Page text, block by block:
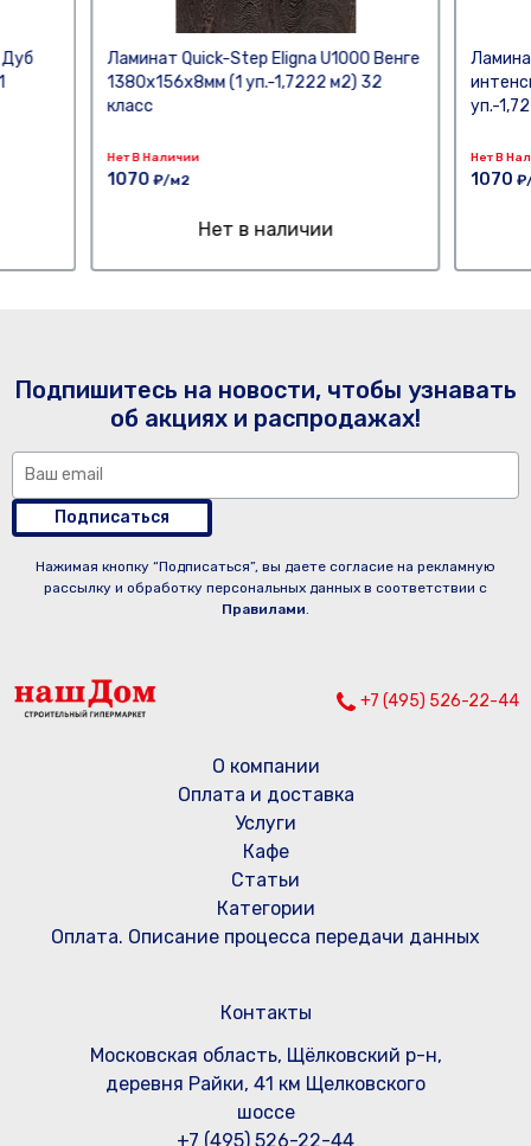
Дуб
Ламинат Quick-Step Eligna U1000 Венге
1380х156х8мм (1 уп.-1,7222 м2) 32
класс
Нет В Наличии
1070 ₽/м2
Нет в наличии
уп.-
Нет В
1070
Подпишитесь на новости, чтобы узнавать
об акциях и распродажах!
Подписаться
Нажимая кнопку “Подписаться”, вы даете согласие на рекламную
рассылку и обработку персональных данных в соответствии с
Правилами.
+7 (495) 526-22-44
О компании
Оплата и доставка
Услуги
Кафе
Статьи
Категории
Оплата. Описание процесса передачи данных
Контакты
Московская область, Щёлковский р-н,
деревня Райки, 41 км Щелковского
шоссе
+7 (495) 526-22-44